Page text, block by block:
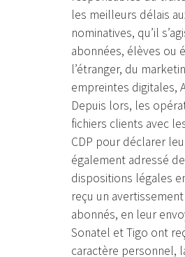
les meilleurs délais
nominatives, qu’il
abonnées, élèves ou
l’étranger, du
empreintes digitales,
Depuis lors, les
fichiers clients avec
CDP pour déclarer
également adressé
dispositions légales
reçu un
abonnés, en leur
Sonatel et Tigo ont
caractère personnel,